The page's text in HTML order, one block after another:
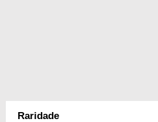
Raridade